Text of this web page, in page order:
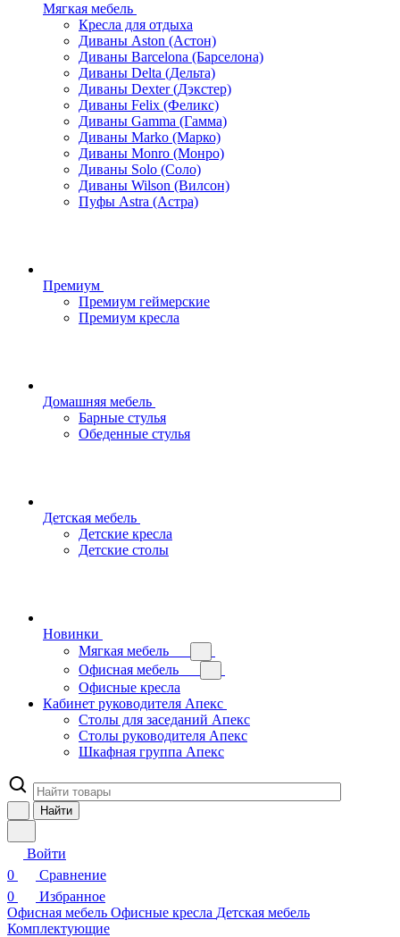
Мягкая мебель
Кресла для отдыха
Диваны Aston (Астон)
Диваны Barcelona (Барселона)
Диваны Delta (Дельта)
Диваны Dexter (Дэкстер)
Диваны Felix (Феликс)
Диваны Gamma (Гамма)
Диваны Marko (Марко)
Диваны Monro (Монро)
Диваны Solo (Соло)
Диваны Wilson (Вилсон)
Пуфы Astra (Астра)
Премиум
Премиум геймерские
Премиум кресла
Домашняя мебель
Барные стулья
Обеденные стулья
Детская мебель
Детские кресла
Детские столы
Новинки
Мягкая мебель
Офисная мебель
Офисные кресла
Кабинет руководителя Апекс
Столы для заседаний Апекс
Столы руководителя Апекс
Шкафная группа Апекс
Найти
Войти
0
Сравнение
0
Избранное
Офисная мебель Офисные кресла Детская мебель
Комплектующие